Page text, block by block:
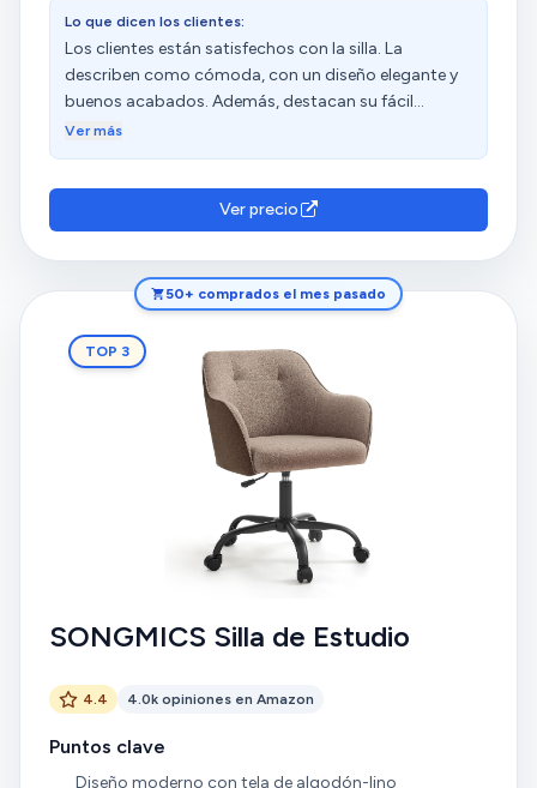
Lo que dicen los clientes:
Los clientes están satisfechos con la silla. La
describen como cómoda, con un diseño elegante y
buenos acabados. Además, destacan su fácil
montaje, que se realiza rápido y ocupa poco
buen precio y tamaño. Sin embargo, tienen
opiniones diversas sobre su durabilidad.
Ver más
Ver precio
50+ comprados el mes pasado
TOP 3
SONGMICS Silla de Estudio
4.4 4.0k opiniones en Amazon
Puntos clave
Diseño moderno con tela de algodón-lino